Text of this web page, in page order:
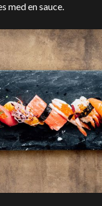
med en sauce.